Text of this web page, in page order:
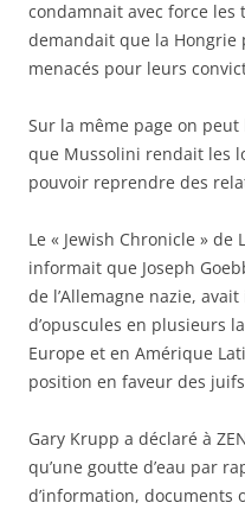
condamnait avec force les
demandait que la Hongrie
menacés pour leurs
Sur la même page on
que Mussolini rendait les
pouvoir reprendre des
Le « Jewish Chronicle »
informait que Joseph
de l’Allemagne nazie,
d’opuscules en plusieurs
Europe et en Amérique
position en faveur des
Gary Krupp a déclaré à
qu’une goutte d’eau par
d’information, documents